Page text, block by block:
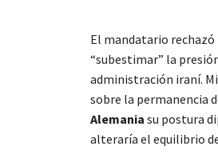
El mandatario
“subestimar” la
administración iraní.
sobre la permanencia
Alemania su postura
alteraría el equilibrio